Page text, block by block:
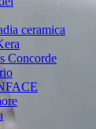
ceramica
Concorde